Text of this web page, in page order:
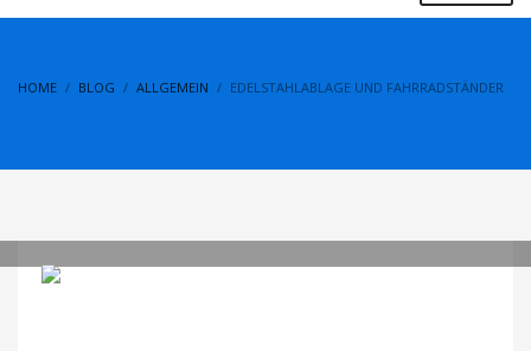
HOME BLOG ALLGEMEIN EDELSTAHLABLAGE UND FAHRRADSTÄNDER